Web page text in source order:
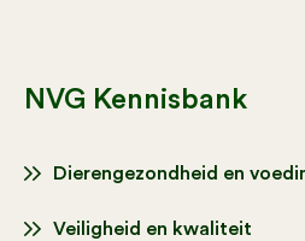
NVG Kennisbank
Dierengezondheid en
Veiligheid en kwaliteit